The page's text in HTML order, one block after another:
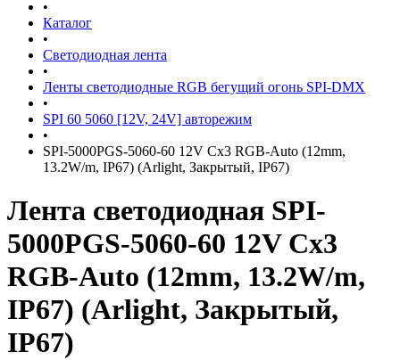
•
Каталог
•
Светодиодная лента
•
Ленты светодиодные RGB бегущий огонь SPI-DMX
•
SPI 60 5060 [12V, 24V] авторежим
•
SPI-5000PGS-5060-60 12V Cx3 RGB-Auto (12mm,
13.2W/m, IP67) (Arlight, Закрытый, IP67)
Лента светодиодная SPI-
5000PGS-5060-60 12V Cx3
RGB-Auto (12mm, 13.2W/m,
IP67) (Arlight, Закрытый,
IP67)